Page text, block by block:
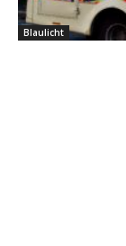
Blaulicht